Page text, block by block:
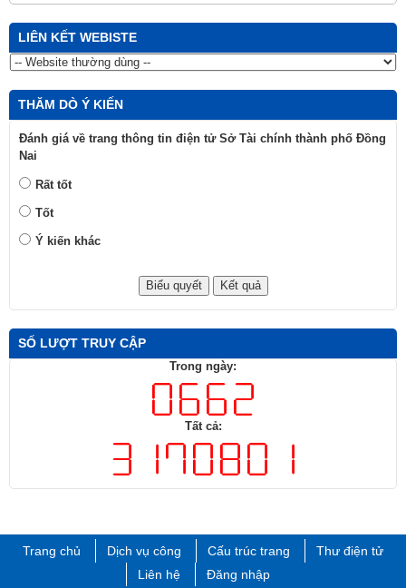
LIÊN KẾT WEBISTE
THĂM DÒ Ý KIẾN
Đánh giá về trang thông tin điện tử Sở Tài chính thành phố Đồng
Nai
Rất tốt
Tốt
Ý kiến khác
SỐ LƯỢT TRUY CẬP
Trong ngày:
Tất cả:
Trang chủ Dịch vụ công Cấu trúc trang
Thư điện tử
Liên hệ
Đăng nhập